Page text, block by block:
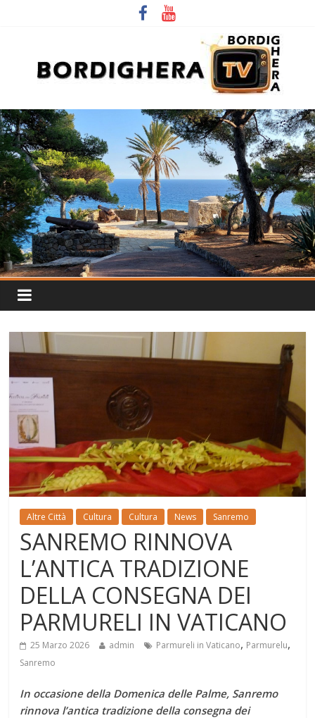
Altre Città Cultura Cultura News Sanremo
SANREMO RINNOVA
L’ANTICA TRADIZIONE
DELLA CONSEGNA DEI
PARMURELI IN VATICANO
25 Marzo 2026 admin Parmureli in Vaticano, Parmurelu,
Sanremo
In occasione della Domenica delle Palme, Sanremo
rinnova l’antica tradizione della consegna dei